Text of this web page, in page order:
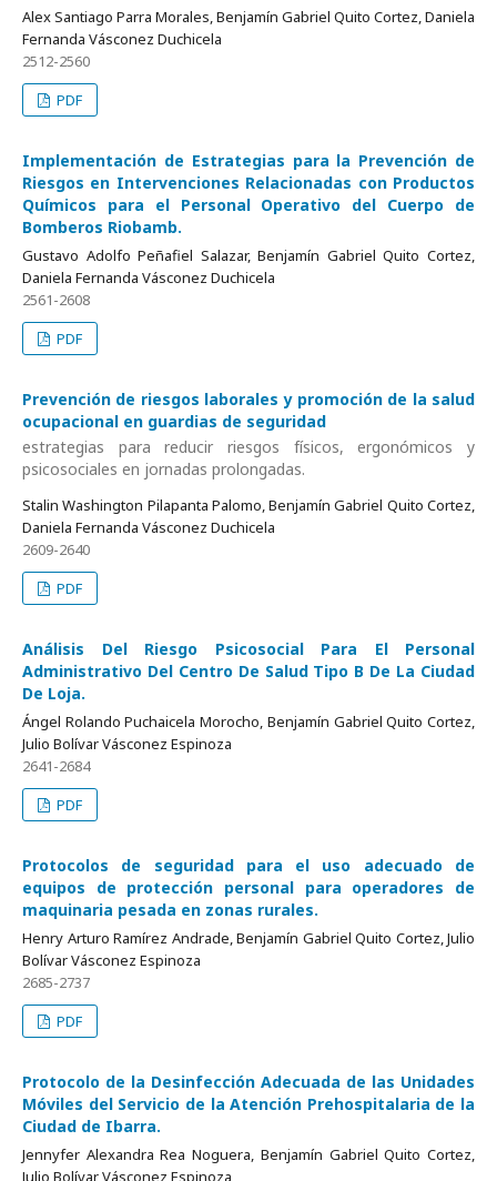
Alex Santiago Parra Morales, Benjamín Gabriel Quito Cortez, Daniela
Fernanda Vásconez Duchicela
2512-2560
PDF
Implementación de Estrategias para la Prevención de
Riesgos en Intervenciones Relacionadas con Productos
Químicos para el Personal Operativo del Cuerpo de
Bomberos Riobamb.
Gustavo Adolfo Peñafiel Salazar, Benjamín Gabriel Quito Cortez,
Daniela Fernanda Vásconez Duchicela
2561-2608
PDF
Prevención de riesgos laborales y promoción de la salud
ocupacional en guardias de seguridad
estrategias para reducir riesgos físicos, ergonómicos y
psicosociales en jornadas prolongadas.
Stalin Washington Pilapanta Palomo, Benjamín Gabriel Quito Cortez,
Daniela Fernanda Vásconez Duchicela
2609-2640
PDF
Análisis Del Riesgo Psicosocial Para El Personal
Administrativo Del Centro De Salud Tipo B De La Ciudad
De Loja.
Ángel Rolando Puchaicela Morocho, Benjamín Gabriel Quito Cortez,
Julio Bolívar Vásconez Espinoza
2641-2684
PDF
Protocolos de seguridad para el uso adecuado de
equipos de protección personal para operadores de
maquinaria pesada en zonas rurales.
Henry Arturo Ramírez Andrade, Benjamín Gabriel Quito Cortez, Julio
Bolívar Vásconez Espinoza
2685-2737
PDF
Protocolo de la Desinfección Adecuada de las Unidades
Móviles del Servicio de la Atención Prehospitalaria de la
Ciudad de Ibarra.
Jennyfer Alexandra Rea Noguera, Benjamín Gabriel Quito Cortez,
Julio Bolívar Vásconez Espinoza